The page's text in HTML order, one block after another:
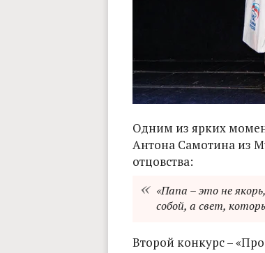
Одним из ярких
Антона Самотина из
отцовства:
«Папа – это не
собой, а свет,
Второй конкурс –